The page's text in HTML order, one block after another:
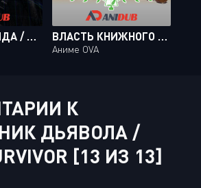
Аниме OVA
К
ДЬЯВОЛА /
[13 ИЗ 13]